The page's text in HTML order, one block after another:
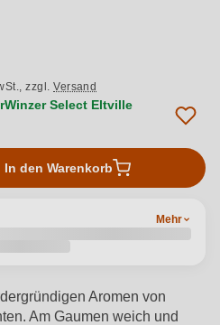
zzgl.Versand
Select Eltville
In den Warenkorb
Mehr
Aromen von
Am Gaumen weich und